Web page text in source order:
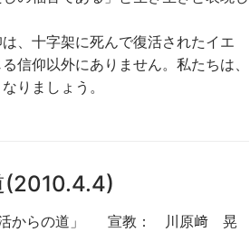
、十字架に死んで復活されたイエ
信仰以外にありません。私たちは、
りましょう。
(2010.4.4)
からの道」 宣教： 川原﨑 晃